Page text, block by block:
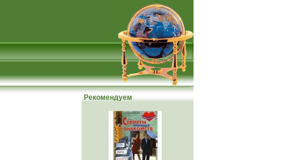
Рекомендуем